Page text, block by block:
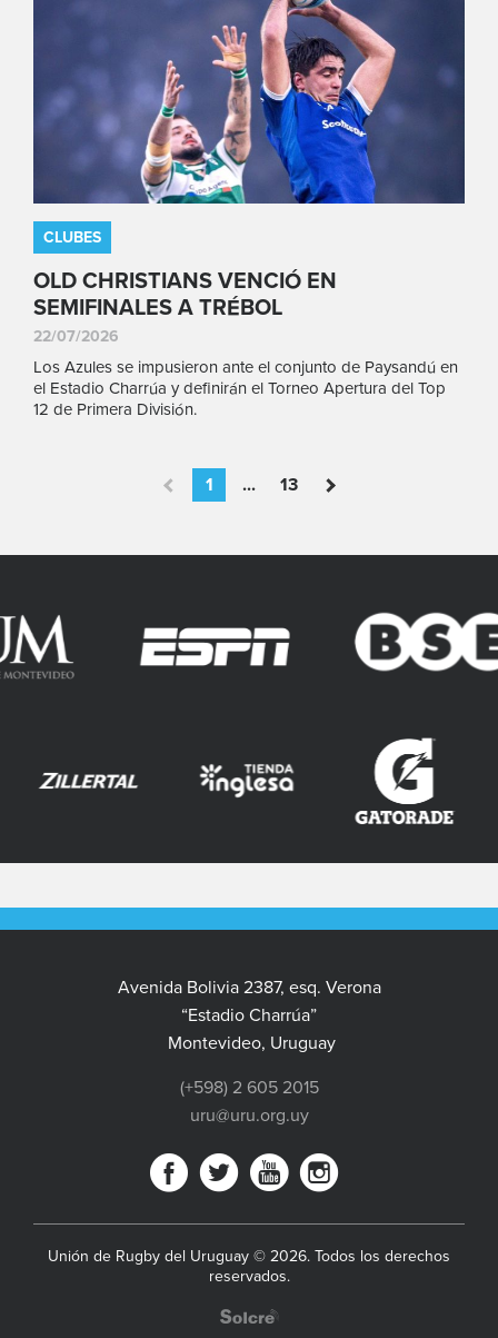
CLUBES
OLD CHRISTIANS VENCIÓ EN
SEMIFINALES A TRÉBOL
22/07/2026
Los Azules se impusieron ante el conjunto de Paysandú en
el Estadio Charrúa y definirán el Torneo Apertura del Top
12 de Primera División.
1 ... 13
Avenida Bolivia 2387, esq. Verona
“Estadio Charrúa”
Montevideo, Uruguay
(+598) 2 605 2015
uru@uru.org.uy
Unión de Rugby del Uruguay © 2026. Todos los derechos
reservados.